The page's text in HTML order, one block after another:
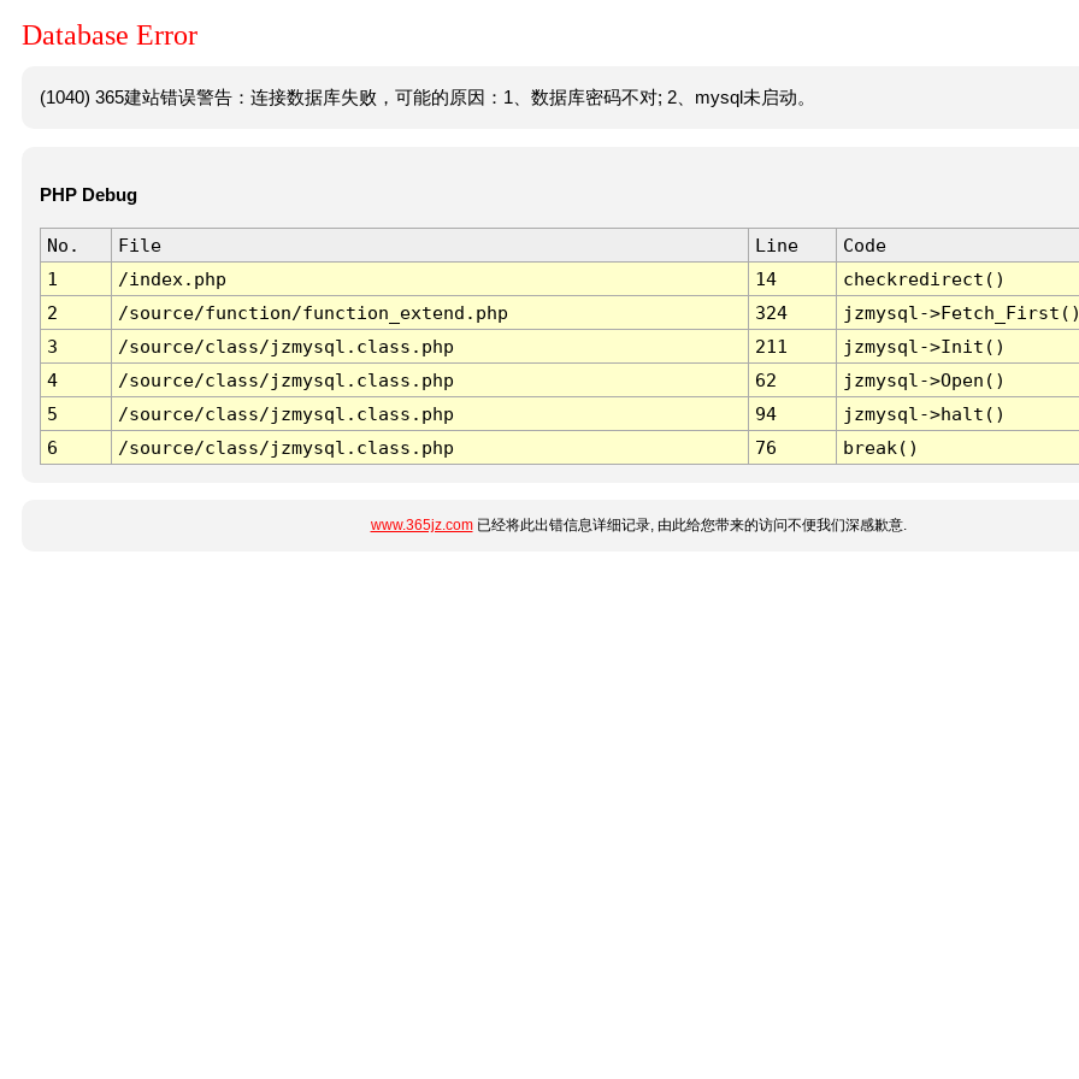
Database Error
(1040) 365建站错误警告：连接数据库失败，可能的原因：1、数据库密码不对; 2、mysql未启动。
PHP Debug
No. File Line
Code
1
/index.php 14
checkredirect()
2
/source/function/function_extend.php 324
jzmysql-
3
/source/class/jzmysql.class.php 211
jzmysql->Init()
4
/source/class/jzmysql.class.php 62
jzmysql->Open()
5
/source/class/jzmysql.class.php 94
jzmysql->halt()
6
/source/class/jzmysql.class.php 76 break()
www.365jz.com已经将此出错信息详细记录, 由此给您带来的访问不便我们深感歉意.